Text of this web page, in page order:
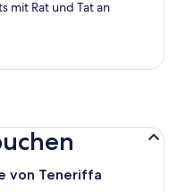
mit Rat und Tat an
von Teneriffa